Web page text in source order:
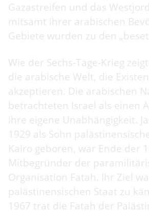
Gazastreifen und das
mitsamt ihrer arabischen
Gebiete wurden zu den
Wie der Sechs-Tage-Krieg
die arabische Welt, die
akzeptieren. Die arabischen
betrachteten Israel als einen
ihre eigene Unabhängigkeit.
1929 als Sohn
Kairo geboren, war Ende der
Mitbegründer der
Organisation Fatah. Ihr Ziel
palästinensischen Staat zu
1967 trat die Fatah der